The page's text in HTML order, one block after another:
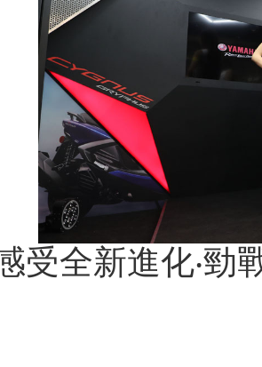
感受全新進化‧